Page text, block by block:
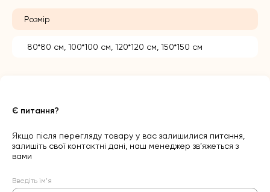
Розмір
80*80 см, 100*100 см, 120*120 см, 150*150 см
Є питання?
Якщо після перегляду товару у вас залишилися питання,
залишіть свої контактні дані, наш менеджер зв’яжеться з
вами
Введіть ім’я